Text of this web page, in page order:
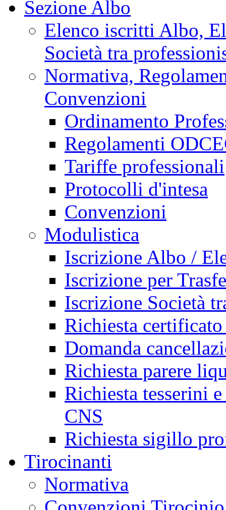
Sezione Albo
Elenco iscritti Albo,
Società tra
Normativa,
Convenzioni
Ordinamento
Regolamenti
Tariffe professionali
Protocolli d'intesa
Convenzioni
Modulistica
Iscrizione Albo /
Iscrizione per
Iscrizione Società
Richiesta
Domanda
Richiesta parere
Richiesta tesserini
CNS
Richiesta sigillo
Tirocinanti
Normativa